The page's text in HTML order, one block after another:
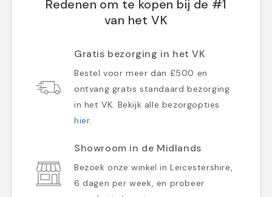
Redenen om te kopen bij de #1
van het VK
Gratis bezorging in het VK
Bestel voor meer dan £500 en
ontvang gratis standaard bezorging
in het VK. Bekijk alle bezorgopties
hier.
Showroom in de Midlands
Bezoek onze winkel in Leicestershire,
6 dagen per week, en probeer